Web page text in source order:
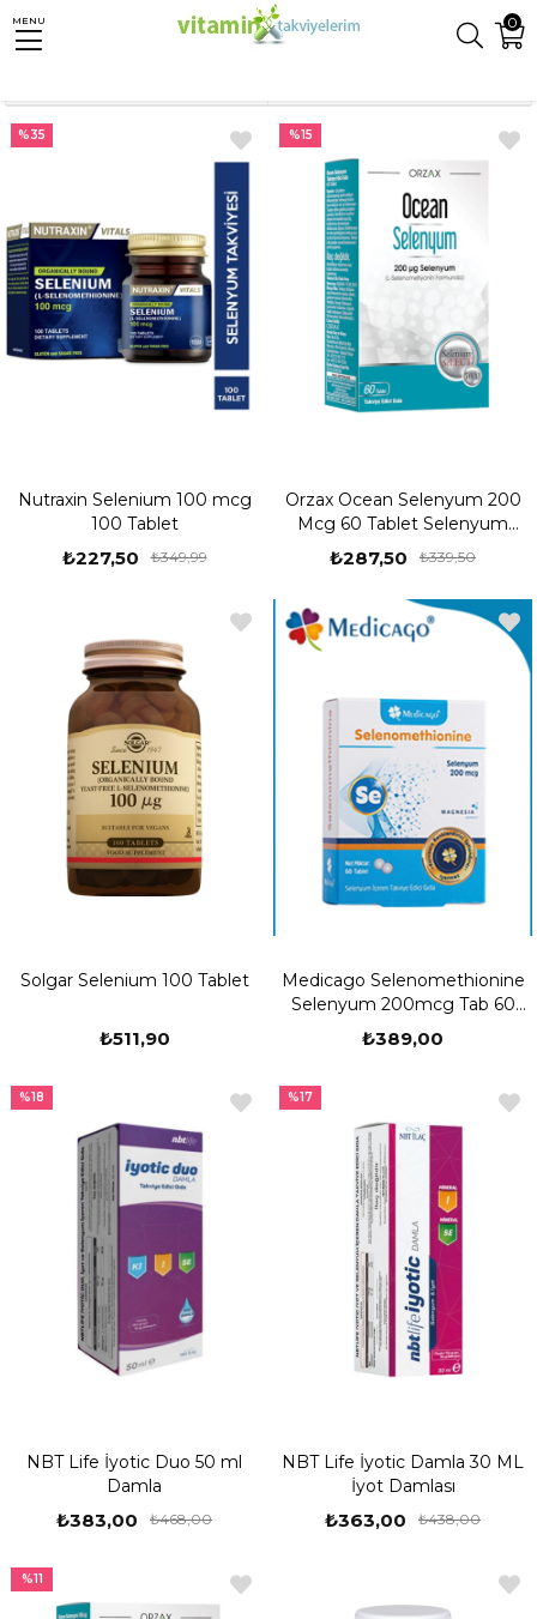
0
MENU
Anasayfa Selenyum
Nutraxin Selenium 100 mcg
100 Tablet
₺227,50 ₺349,99
%35
Orzax Ocean Selenyum 200
Mcg 60 Tablet Selenyum
Takviyesi
₺287,50 ₺339,50
%15
Solgar Selenium 100 Tablet
₺511,90
Medicago Selenomethionine
Selenyum 200mcg Tab 60
Tablet
₺389,00
NBT Life İyotic Duo 50 ml
Damla
₺383,00 ₺468,00
%18
NBT Life İyotic Damla 30 ML
İyot Damlası
₺363,00 ₺438,00
%17
%11